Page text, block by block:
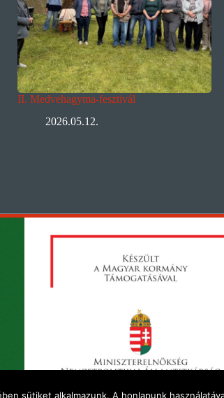
II. Medvehagyma-fesztivál
2026.05.12.
sütiket alkalmazunk. A honlapunk